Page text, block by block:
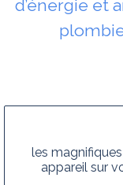
d’énergie et
les
appareil sur